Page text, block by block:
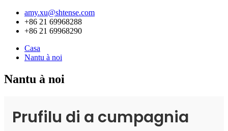
amy.xu@shtense.com
+86 21 69968288
+86 21 69968290
Casa
Nantu à noi
Nantu à noi
Prufilu di a cumpagnia